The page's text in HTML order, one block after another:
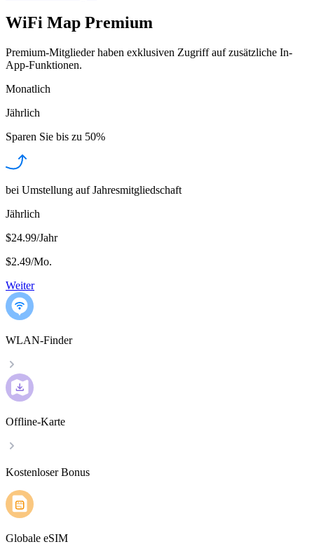
WiFi Map Premium
Premium-Mitglieder haben exklusiven Zugriff auf zusätzliche In-
App-Funktionen.
Monatlich
Jährlich
Sparen Sie bis zu 50%
bei Umstellung auf Jahresmitgliedschaft
Jährlich
$24.99/Jahr
$2.49/Mo.
Weiter
WLAN-Finder
Offline-Karte
Kostenloser Bonus
Globale eSIM